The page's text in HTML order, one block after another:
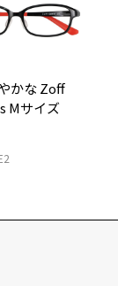
かな Zoff
Mサイズ